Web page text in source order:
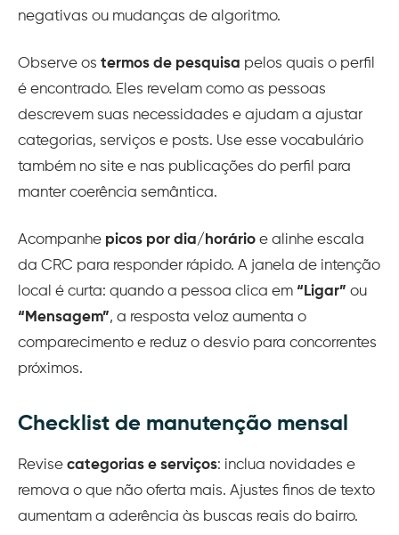
negativas ou mudanças de algoritmo.
Observe os termos de pesquisa pelos quais o perfil
é encontrado. Eles revelam como as pessoas
descrevem suas necessidades e ajudam a ajustar
categorias, serviços e posts. Use esse vocabulário
também no site e nas publicações do perfil para
manter coerência semântica.
Acompanhe picos por dia/horário e alinhe escala
da CRC para responder rápido. A janela de intenção
local é curta: quando a pessoa clica em “Ligar” ou
“Mensagem”, a resposta veloz aumenta o
comparecimento e reduz o desvio para concorrentes
próximos.
Checklist de manutenção mensal
Revise categorias e serviços: inclua novidades e
remova o que não oferta mais. Ajustes finos de texto
aumentam a aderência às buscas reais do bairro.